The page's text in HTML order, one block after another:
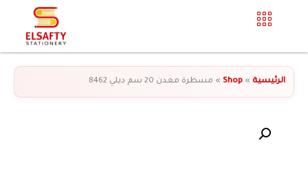
الرئيسية »
Shop
» مسطرة معدن 20 سم ديلي 8462